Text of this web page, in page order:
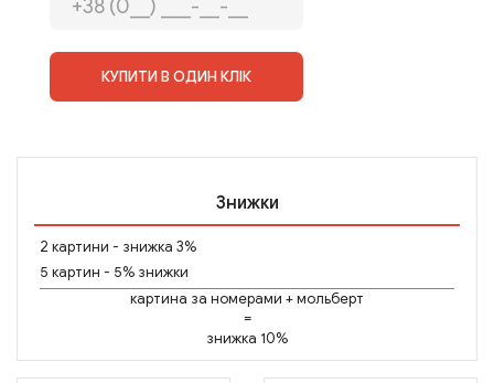
КУПИТИ В ОДИН КЛІК
Знижки
2 картини - знижка 3%
5 картин - 5% знижки
картина за номерами +мольберт
=
знижка 10%